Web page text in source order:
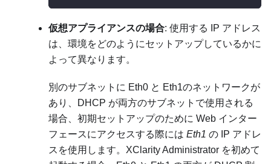
仮想アプライアンスの場合: 使用する IP アドレス
は、環境をどのようにセットアップしているかに
よって異なります。
別のサブネットに Eth0 と Eth1のネットワークが
あり、DHCP が両方のサブネットで使用される
場合、初期セットアップのために Web インター
フェースにアクセスする際には Eth1 の IP アドレ
スを使用します。 XClarity Administrator を初めて